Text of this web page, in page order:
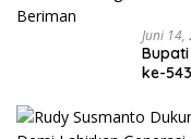
Juni 14,
ke-